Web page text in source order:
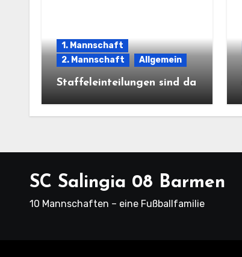
1. Mannschaft
2. Mannschaft
Allgemein
Staffeleinteilungen sind da
SC Salingia 08 Barmen
10 Mannschaften – eine Fußballfamilie